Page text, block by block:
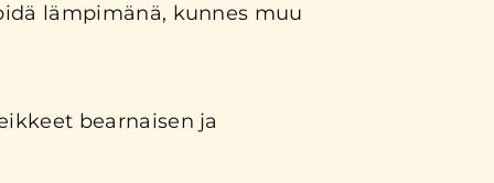
lämpimänä, kunnes muu
bearnaisen ja